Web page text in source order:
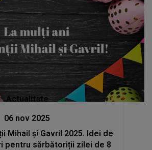
Actualitate
06 nov 2025
Mihail și Gavril 2025. Idei de
pentru sărbătoriții zilei de 8